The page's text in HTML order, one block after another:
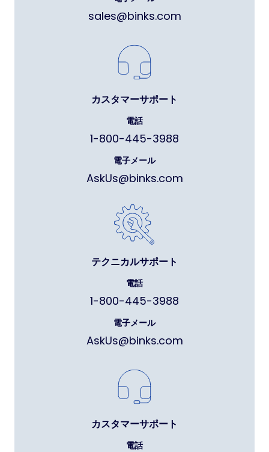
sales@binks.com
カスタマーサポート
電話
1-800-445-3988
電子メール
AskUs@binks.com
テクニカルサポート
電話
1-800-445-3988
電子メール
AskUs@binks.com
カスタマーサポート
電話